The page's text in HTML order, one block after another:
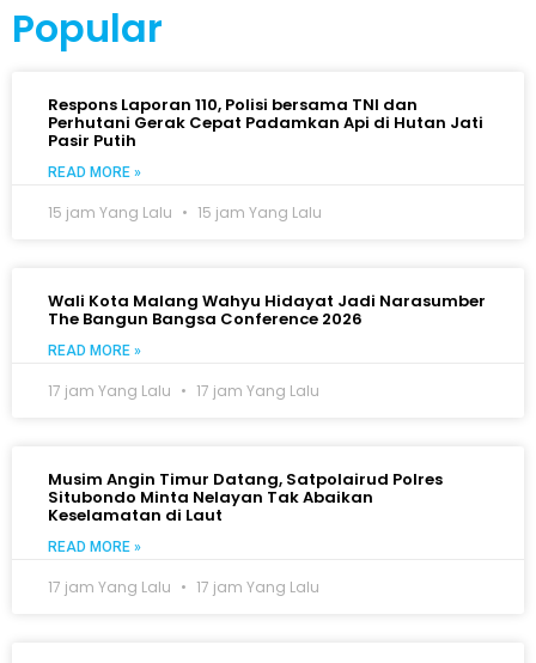
Popular
Respons Laporan 110, Polisi bersama TNI dan
Perhutani Gerak Cepat Padamkan Api di Hutan Jati
Pasir Putih
READ MORE »
15 jam Yang Lalu 15 jam Yang Lalu
Wali Kota Malang Wahyu Hidayat Jadi Narasumber
The Bangun Bangsa Conference 2026
READ MORE »
17 jam Yang Lalu 17 jam Yang Lalu
Musim Angin Timur Datang, Satpolairud Polres
Situbondo Minta Nelayan Tak Abaikan
Keselamatan di Laut
READ MORE »
17 jam Yang Lalu 17 jam Yang Lalu